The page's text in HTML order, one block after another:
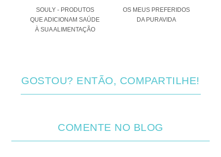
SOULY - PRODUTOS
QUE ADICIONAM SAÚDE
À SUA ALIMENTAÇÃO
OS MEUS PREFERIDOS
DA PURAVIDA
GOSTOU? ENTÃO, COMPARTILHE!
COMENTE NO BLOG